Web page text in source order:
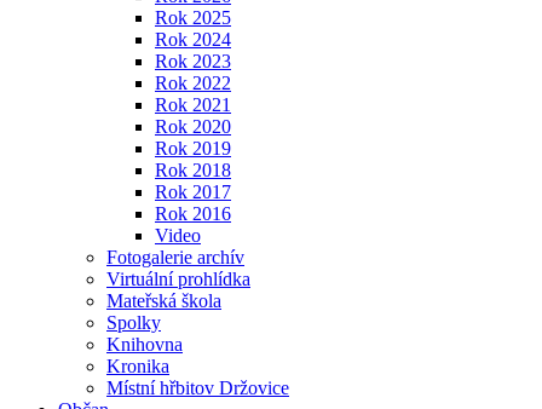
Rok 2025
Rok 2024
Rok 2023
Rok 2022
Rok 2021
Rok 2020
Rok 2019
Rok 2018
Rok 2017
Rok 2016
Video
Fotogalerie archív
Virtuální prohlídka
Mateřská škola
Spolky
Knihovna
Kronika
Místní hřbitov Držovice